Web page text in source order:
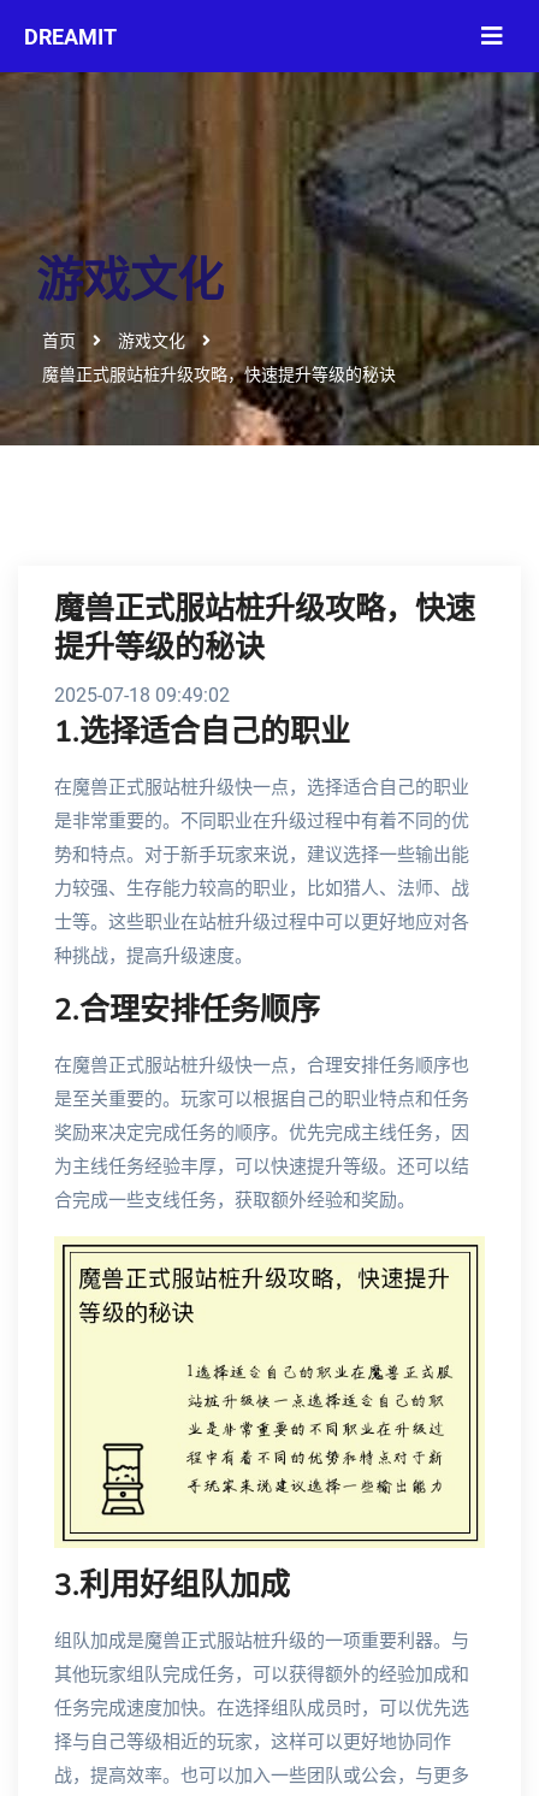
游戏文化
首页
游戏文化
魔兽正式服站桩升级攻略，快速提升等级的秘诀
魔兽正式服站桩升级攻略，快速
提升等级的秘诀
2025-07-18 09:49:02
1.选择适合自己的职业
在魔兽正式服站桩升级快一点，选择适合自己的职业
是非常重要的。不同职业在升级过程中有着不同的优
势和特点。对于新手玩家来说，建议选择一些输出能
力较强、生存能力较高的职业，比如猎人、法师、战
士等。这些职业在站桩升级过程中可以更好地应对各
种挑战，提高升级速度。
2.合理安排任务顺序
在魔兽正式服站桩升级快一点，合理安排任务顺序也
是至关重要的。玩家可以根据自己的职业特点和任务
奖励来决定完成任务的顺序。优先完成主线任务，因
为主线任务经验丰厚，可以快速提升等级。还可以结
合完成一些支线任务，获取额外经验和奖励。
3.利用好组队加成
组队加成是魔兽正式服站桩升级的一项重要利器。与
其他玩家组队完成任务，可以获得额外的经验加成和
任务完成速度加快。在选择组队成员时，可以优先选
择与自己等级相近的玩家，这样可以更好地协同作
战，提高效率。也可以加入一些团队或公会，与更多